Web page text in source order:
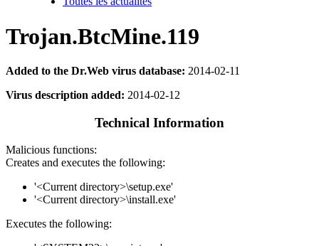
Trojan.BtcMine.119
Added to the Dr.Web virus database: 2014-02-11
Virus description added: 2014-02-12
Technical Information
Malicious functions:
Creates and executes the following:
'<Current directory>\setup.exe'
'<Current directory>\install.exe'
Executes the following: